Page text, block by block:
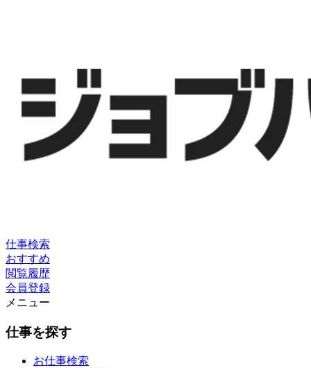
仕事検索
おすすめ
閲覧履歴
会員登録
メニュー
仕事を探す
お仕事検索